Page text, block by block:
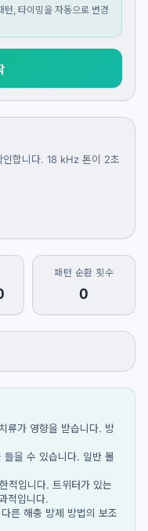
턴, 타이밍을 자동으로 변경
인합니다. 18 kHz 톤이 2초
패턴 순환 횟수
0
류가 영향을 받습니다. 방
을 수 있습니다. 일반 볼
적입니다. 트위터가 있는
적입니다.
른 해충 방제 방법의 보조